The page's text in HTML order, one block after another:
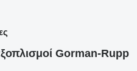
Gorman-Rupp